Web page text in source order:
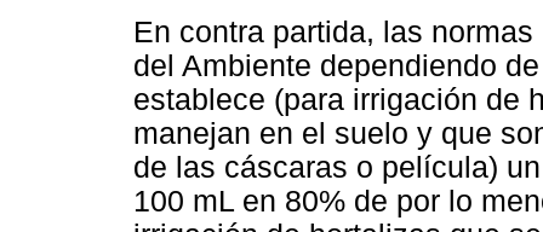
En contra partida, las
del Ambiente dependiendo
establece (para irrigación de
manejan en el suelo y que
de las cáscaras o película)
100 mL en 80% de por lo